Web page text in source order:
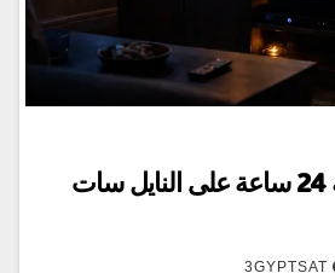
تردد قناة مصارعة 24 ساعة على النايل سات
3GYPTSAT